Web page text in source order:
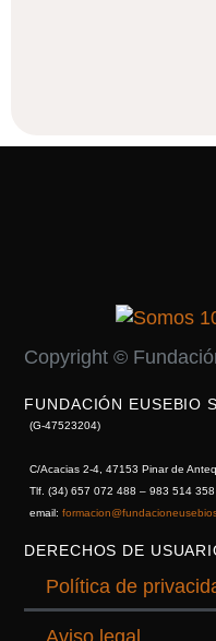
Copyright ©
FUNDACIÓN EUSEBIO
(G-47523204)
C/Acacias 2-4, 47153 Pinar de
Tlf. (34) 657 072 488 – 983 514 358
email:
DERECHOS DE
Política de
Aviso legal